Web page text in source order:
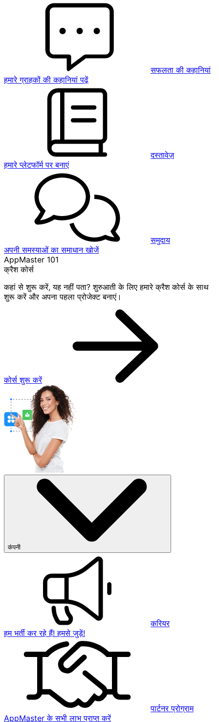
सफलता की कहानियां
हमारे ग्राहकों की कहानियां पढ़ें
दस्तावेज़
हमारे प्लेटफॉर्म पर बनाएं
समुदाय
अपनी समस्याओं का समाधान खोजें
AppMaster 101
क्रैश कोर्स
कहां से शुरू करें, यह नहीं पता? शुरुआती के लिए हमारे क्रैश कोर्स के साथ
शुरू करें और अपना पहला प्रोजेक्ट बनाएं।
कोर्स शुरू करें
कंपनी
करियर
हम भर्ती कर रहे हैं! हमसे जुड़ें!
पार्टनर प्रोग्राम
AppMaster के सभी लाभ प्राप्त करें